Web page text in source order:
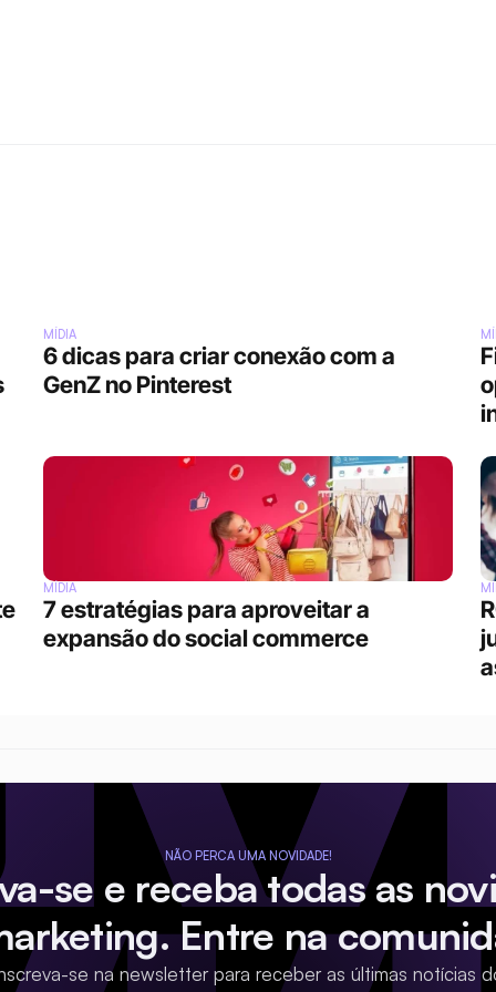
MÍDIA
6 dicas para criar conexão com a
GenZ no Pinterest
MÍDIA
7 estratégias para aproveitar a
expansão do social commerce
NÃO PERCA UMA NOVIDADE!
se e receba todas as
Entre na
se na newsletter para receber as últimas notícias